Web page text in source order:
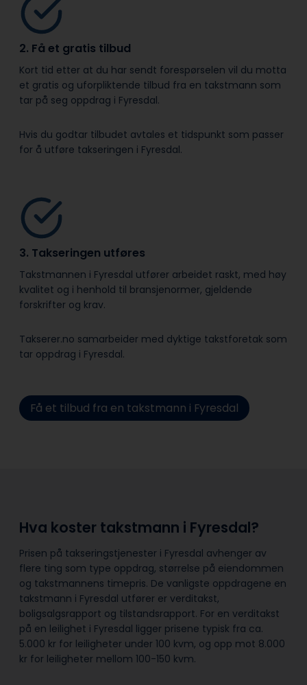
2. Få et gratis tilbud
Kort tid etter at du har sendt forespørselen vil du motta
et gratis og uforpliktende tilbud fra en takstmann som
tar på seg oppdrag i Fyresdal.
Hvis du godtar tilbudet avtales et tidspunkt som passer
for å utføre takseringen i Fyresdal.
3. Takseringen utføres
Takstmannen i Fyresdal utfører arbeidet raskt, med høy
kvalitet og i henhold til bransje­normer, gjeldende
forskrifter og krav.
Takserer.no samarbeider med dyktige takstforetak som
tar oppdrag i Fyresdal.
Få et tilbud fra en takstmann i Fyresdal
Hva koster takstmann i Fyresdal?
Prisen på takseringstjenester i Fyresdal avhenger av
flere ting som type oppdrag, størrelse på eiendommen
og takstmannens timepris. De vanligste oppdragene en
takstmann i Fyresdal utfører er verditakst,
boligsalgsrapport og tilstandsrapport. For en verditakst
på en leilighet i Fyresdal ligger prisene typisk fra ca.
5.000 kr for leiligheter under 100 kvm, og opp mot 8.000
kr for leiligheter mellom 100-150 kvm.